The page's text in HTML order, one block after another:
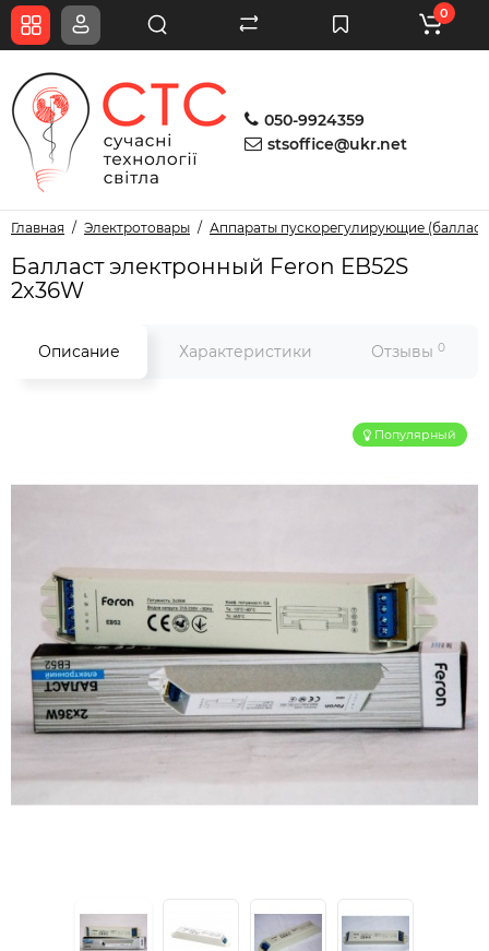
050-9924359
stsoffice@ukr.net
0
Главная Электротовары Аппараты пускорегулирующие
Балласт электронный Feron EB52S
2x36W
Описание Характеристики Отзывы 0
Популярный